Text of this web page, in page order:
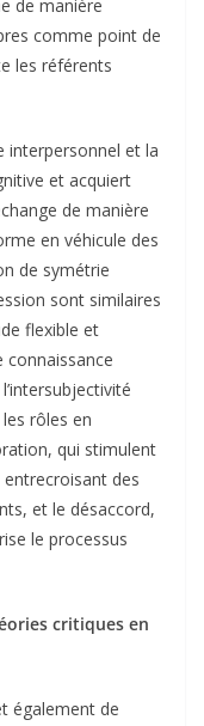
de manière
comme point de
les référents
interpersonnel et la
et acquiert
de manière
en véhicule des
de symétrie
sont similaires
flexible et
connaissance
rôles en
qui stimulent
des
et le désaccord,
le processus
critiques en
également de